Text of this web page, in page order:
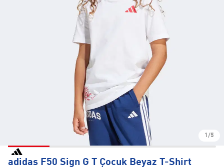
1/5
adidas F50 Sign G T Çocuk Beyaz T-Shirt